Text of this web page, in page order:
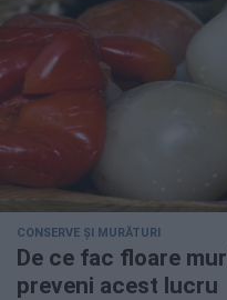
CONSERVE ȘI MURĂTURI
De ce fac floare
preveni acest lucru